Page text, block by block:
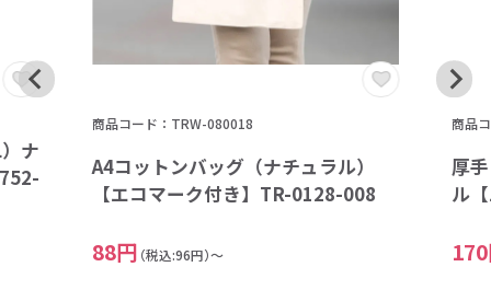
ナ
商品コード：TRW-080018
A4コットンバッグ（ナチュラル）
【エコマーク付き】TR-0128-008
88円 （税込:96円）～
商品
厚
ル